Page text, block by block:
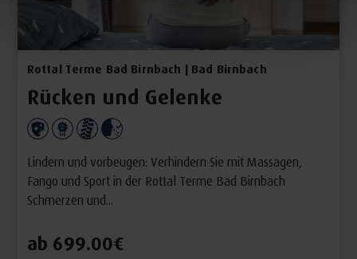
Rottal Terme Bad Birnbach | Bad Birnbach
Rücken und Gelenke
Lindern und vorbeugen: Verhindern Sie mit Massagen,
Fango und Sport in der Rottal Terme Bad Birnbach
Schmerzen und...
ab 699.00€